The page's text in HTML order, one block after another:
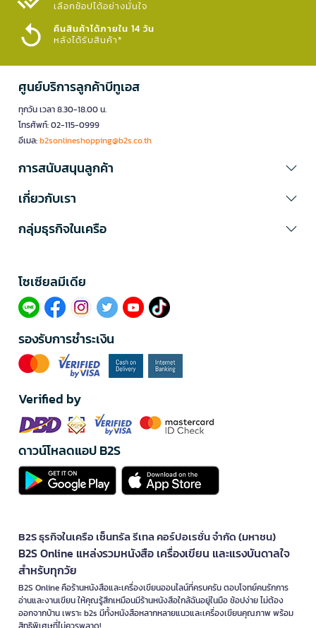
เลือกช้อปได้อย่างมั่นใจ​
คืนสินค้าได้ภายใน 14 วัน
หลังได้รับสินค้า*
ศูนย์บริการลูกค้าบีทูเอส
ทุกวัน เวลา 8.30-18.00 น.
โทรศัพท์: 02-115-0999
อีเมล:b2sonlineshopping@b2s.co.th
การสนับสนุนลูกค้า
เกี่ยวกับเรา
กลุ่มธุรกิจในเครือ
โซเซียลมีเดีย​
รองรับการชำระเงิน
Verified by
ดาวน์โหลดแอป B2S
B2S ธุรกิจในเครือ เซ็นทรัล รีเทล คอร์ปอเรชั่น จำกัด (มหาชน)
B2S Online แหล่งรวมหนังสือ เครื่องเขียน และแรงบันดาลใจ
สำหรับทุกวัย
B2S Online คือร้านหนังสือและเครื่องเขียนออนไลน์ที่ครบครัน ตอบโจทย์คนรักการ
อ่านและงานเขียน ให้คุณรู้สึกเหมือนมีร้านหนังสือใกล้ฉันอยู่ในมือ ช้อปง่าย ไม่ต้อง
ออกจากบ้าน เพราะ b2s มีทั้งหนังสือหลากหลายแนวและเครื่องเขียนคุณภาพ พร้อม